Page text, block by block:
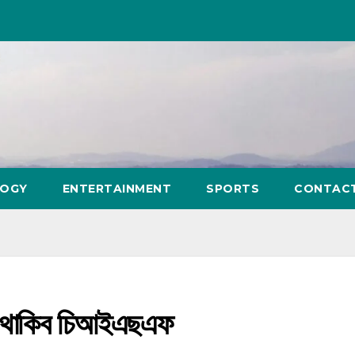
ENTERTAINMENT SPORTS
থাকিব চিআইএছএফ